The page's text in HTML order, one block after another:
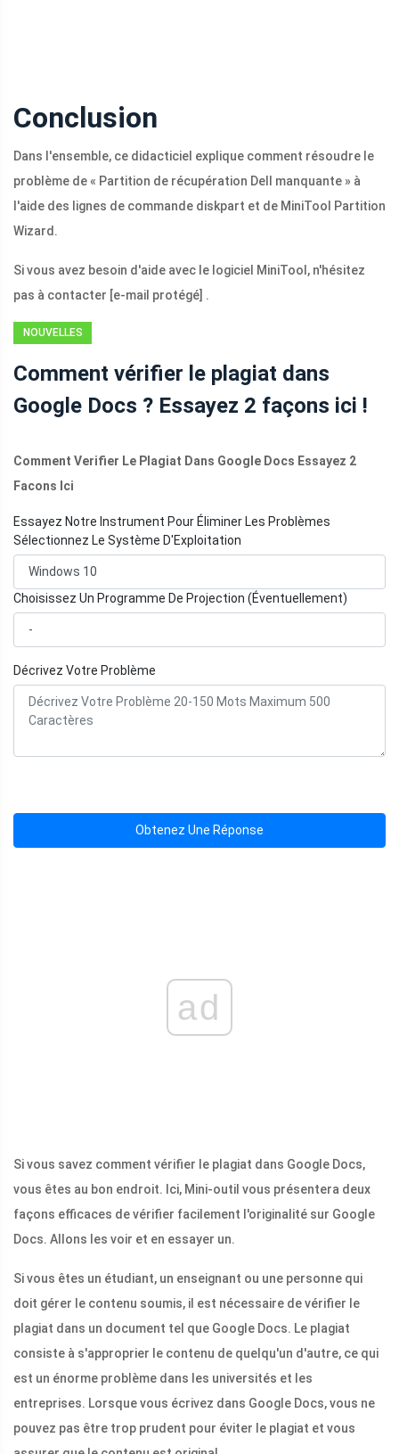
Conclusion
Dans l'ensemble, ce didacticiel explique comment résoudre le
problème de « Partition de récupération Dell manquante » à
l'aide des lignes de commande diskpart et de MiniTool Partition
Wizard.
Si vous avez besoin d'aide avec le logiciel MiniTool, n'hésitez
pas à contacter [e-mail protégé] .
NOUVELLES
Comment vérifier le plagiat dans
Google Docs ? Essayez 2 façons ici !
Comment Verifier Le Plagiat Dans Google Docs Essayez 2
Facons Ici
Essayez Notre Instrument Pour Éliminer Les Problèmes
Sélectionnez Le Système D'Exploitation
Choisissez Un Programme De Projection (Éventuellement)
Décrivez Votre Problème
Obtenez Une Réponse
ad
Si vous savez comment vérifier le plagiat dans Google Docs,
vous êtes au bon endroit. Ici, Mini-outil vous présentera deux
façons efficaces de vérifier facilement l'originalité sur Google
Docs. Allons les voir et en essayer un.
Si vous êtes un étudiant, un enseignant ou une personne qui
doit gérer le contenu soumis, il est nécessaire de vérifier le
plagiat dans un document tel que Google Docs. Le plagiat
consiste à s'approprier le contenu de quelqu'un d'autre, ce qui
est un énorme problème dans les universités et les
entreprises. Lorsque vous écrivez dans Google Docs, vous ne
pouvez pas être trop prudent pour éviter le plagiat et vous